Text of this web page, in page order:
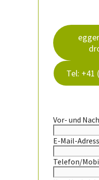
Tel: +41
Vor- und
E-Mail-
Telefon/